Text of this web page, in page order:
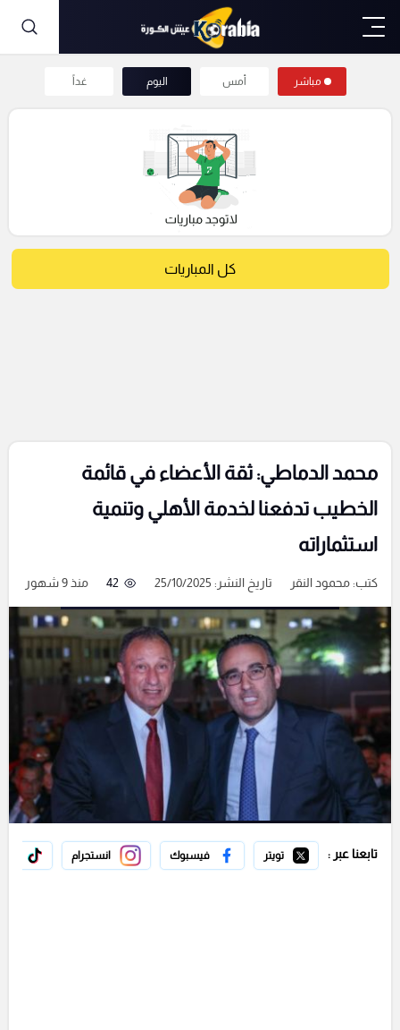
مباشر أمس اليوم غداً
كل المباريات
محمد الدماطي: ثقة الأعضاء في قائمة
الخطيب تدفعنا لخدمة الأهلي وتنمية
استثماراته
كتب:محمود النقر تاريخ النشر: 25/10/2025 42 منذ 9 شهور
تابعنا عبر : تويتر فيسبوك انستجرام